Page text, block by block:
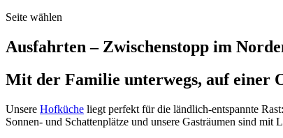
Seite wählen
Ausfahrten – Zwischenstopp im
Mit der Familie unterwegs, auf
Unsere Hofküche liegt perfekt für die ländlich-entspannte
Sonnen- und Schattenplätze und unsere Gasträumen sind